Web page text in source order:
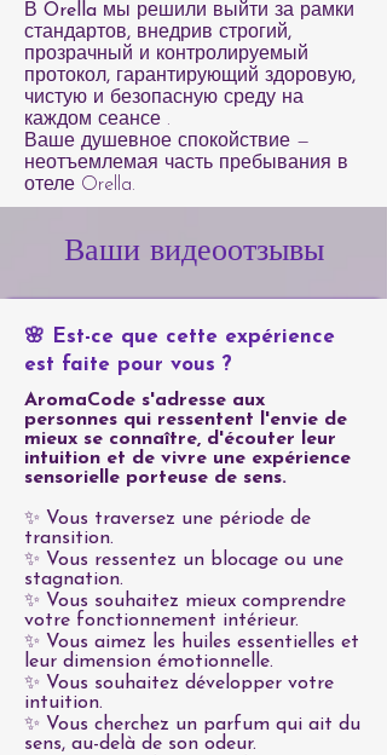
В Orella мы решили выйти за рамки
стандартов, внедрив строгий,
прозрачный и контролируемый
протокол, гарантирующий здоровую,
чистую и безопасную среду на
каждом сеансе .
Ваше душевное спокойствие —
неотъемлемая часть пребывания в
отеле Orella.
Ваши видеоотзывы
🌸 Est-ce que cette expérience
est faite pour vous ?
AromaCode s'adresse aux
personnes qui ressentent l'envie de
mieux se connaître, d'écouter leur
intuition et de vivre une expérience
sensorielle porteuse de sens.
✨ Vous traversez une période de
transition.
✨ Vous ressentez un blocage ou une
stagnation.
✨ Vous souhaitez mieux comprendre
votre fonctionnement intérieur.
✨ Vous aimez les huiles essentielles et
leur dimension émotionnelle.
✨ Vous souhaitez développer votre
intuition.
✨ Vous cherchez un parfum qui ait du
sens, au-delà de son odeur.